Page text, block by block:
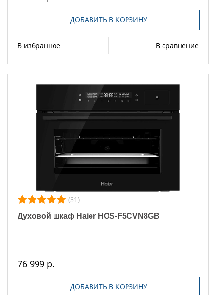
ДОБАВИТЬ В КОРЗИНУ
В избранное В сравнение
(31)
Духовой шкаф Haier HOS-F5CVN8GB
76 999 р.
ДОБАВИТЬ В КОРЗИНУ